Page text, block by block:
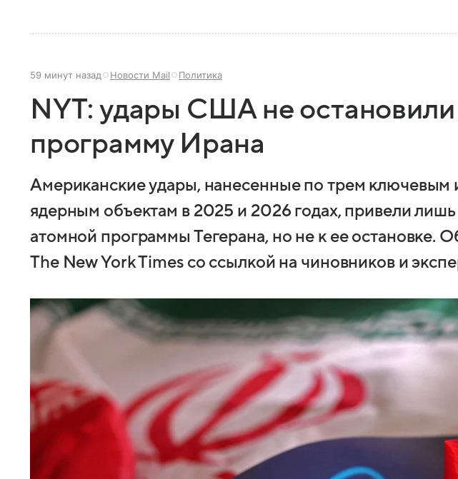
59 минут назад Новости Mail Политика
NYT: удары США не
программу Ирана
Американские удары, нанесенные по трем ключевым
ядерным объектам в 2025 и 2026 годах, привели
атомной программы Тегерана, но не к ее остановке.
The New York Times со ссылкой на чиновников и